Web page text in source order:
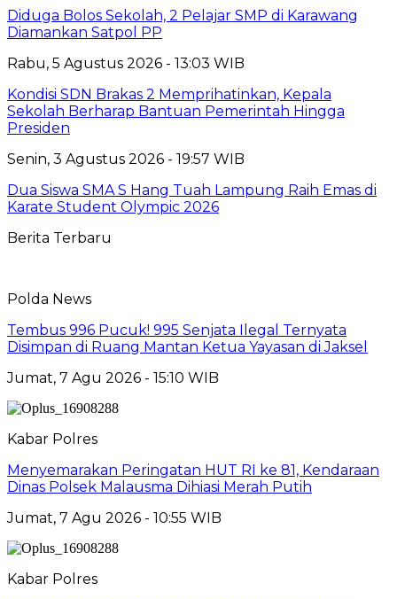
Diduga Bolos Sekolah, 2 Pelajar SMP di Karawang
Diamankan Satpol PP
Rabu, 5 Agustus 2026 - 13:03 WIB
Kondisi SDN Brakas 2 Memprihatinkan, Kepala
Sekolah Berharap Bantuan Pemerintah Hingga
Presiden
Senin, 3 Agustus 2026 - 19:57 WIB
Dua Siswa SMA S Hang Tuah Lampung Raih Emas di
Karate Student Olympic 2026
Berita Terbaru
Polda News
Tembus 996 Pucuk! 995 Senjata Ilegal Ternyata
Disimpan di Ruang Mantan Ketua Yayasan di Jaksel
Jumat, 7 Agu 2026 - 15:10 WIB
Kabar Polres
Menyemarakan Peringatan HUT RI ke 81, Kendaraan
Dinas Polsek Malausma Dihiasi Merah Putih
Jumat, 7 Agu 2026 - 10:55 WIB
Kabar Polres